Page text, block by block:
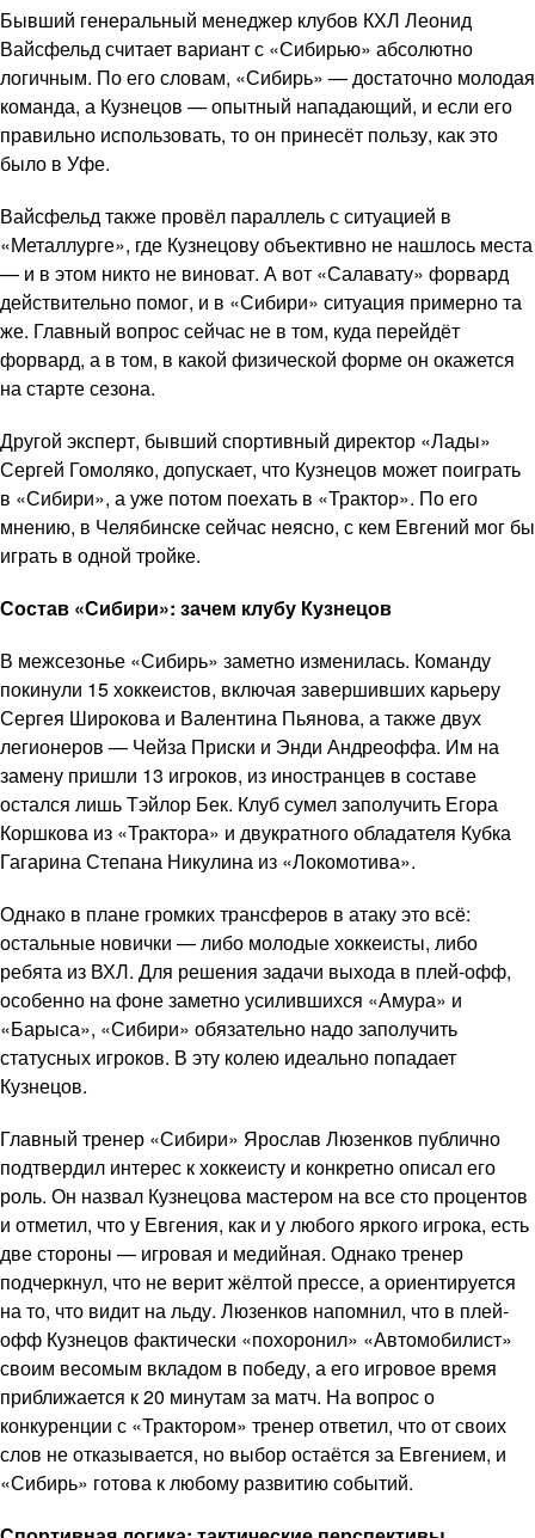
Бывший генеральный менеджер клубов КХЛ Леонид
Вайсфельд считает вариант с «Сибирью» абсолютно
логичным. По его словам, «Сибирь» — достаточно молодая
команда, а Кузнецов — опытный нападающий, и если его
правильно использовать, то он принесёт пользу, как это
было в Уфе.
Вайсфельд также провёл параллель с ситуацией в
«Металлурге», где Кузнецову объективно не нашлось места
— и в этом никто не виноват. А вот «Салавату» форвард
действительно помог, и в «Сибири» ситуация примерно та
же. Главный вопрос сейчас не в том, куда перейдёт
форвард, а в том, в какой физической форме он окажется
на старте сезона.
Другой эксперт, бывший спортивный директор «Лады»
Сергей Гомоляко, допускает, что Кузнецов может поиграть
в «Сибири», а уже потом поехать в «Трактор». По его
мнению, в Челябинске сейчас неясно, с кем Евгений мог бы
играть в одной тройке.
Состав «Сибири»: зачем клубу Кузнецов
В межсезонье «Сибирь» заметно изменилась. Команду
покинули 15 хоккеистов, включая завершивших карьеру
Сергея Широкова и Валентина Пьянова, а также двух
легионеров — Чейза Приски и Энди Андреоффа. Им на
замену пришли 13 игроков, из иностранцев в составе
остался лишь Тэйлор Бек. Клуб сумел заполучить Егора
Коршкова из «Трактора» и двукратного обладателя Кубка
Гагарина Степана Никулина из «Локомотива».
Однако в плане громких трансферов в атаку это всё:
остальные новички — либо молодые хоккеисты, либо
ребята из ВХЛ. Для решения задачи выхода в плей-офф,
особенно на фоне заметно усилившихся «Амура» и
«Барыса», «Сибири» обязательно надо заполучить
статусных игроков. В эту колею идеально попадает
Кузнецов.
Главный тренер «Сибири» Ярослав Люзенков публично
подтвердил интерес к хоккеисту и конкретно описал его
роль. Он назвал Кузнецова мастером на все сто процентов
и отметил, что у Евгения, как и у любого яркого игрока, есть
две стороны — игровая и медийная. Однако тренер
подчеркнул, что не верит жёлтой прессе, а ориентируется
на то, что видит на льду. Люзенков напомнил, что в плей-
офф Кузнецов фактически «похоронил» «Автомобилист»
своим весомым вкладом в победу, а его игровое время
приближается к 20 минутам за матч. На вопрос о
конкуренции с «Трактором» тренер ответил, что от своих
слов не отказывается, но выбор остаётся за Евгением, и
«Сибирь» готова к любому развитию событий.